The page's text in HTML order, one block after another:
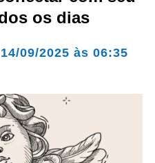
os dias
14/09/2025 às 06:35